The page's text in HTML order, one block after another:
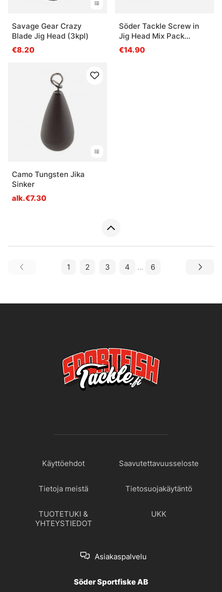
Savage Gear Crazy
Blade Jig Head (3kpl)
€8.20
Söder Tackle Screw in
Jig Head Mix Pack
(20pcs) - 7g, 10g, 15g,
20g
€14.90
Camo Tungsten Jika
Sinker
alk.€7.30
1 2 3 4 ... 6
Käyttöehdot Saavutettavuusseloste
Tietoja meistä Tietosuojakäytäntö
TUOTETUKI &
YHTEYSTIEDOT
UKK
Asiakaspalvelu
Söder Sportfiske AB